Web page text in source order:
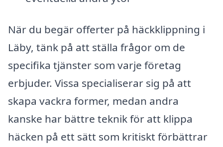
När du begär offerter på häckklippning i
Läby, tänk på att ställa frågor om de
specifika tjänster som varje företag
erbjuder. Vissa specialiserar sig på att
skapa vackra former, medan andra
kanske har bättre teknik för att klippa
häcken på ett sätt som kritiskt förbättrar